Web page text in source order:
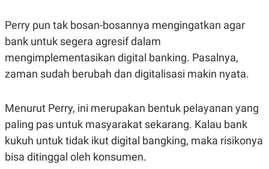
K
E
M
N
T
E
A
N
E
E
S
T
Perry pun tak bosan-bosannya mengingatkan agar
bank untuk segera agresif dalam
mengimplementasikan digital banking. Pasalnya,
zaman sudah berubah dan digitalisasi makin nyata.
Menurut Perry, ini merupakan bentuk pelayanan yang
paling pas untuk masyarakat sekarang. Kalau bank
kukuh untuk tidak ikut digital bangking, maka risikonya
bisa ditinggal oleh konsumen.